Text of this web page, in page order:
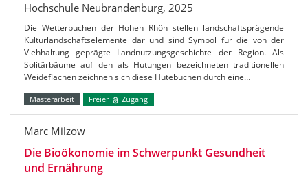
Hochschule Neubrandenburg, 2025
Die Wetterbuchen der Hohen Rhön stellen landschaftsprägende
Kulturlandschaftselemente dar und sind Symbol für die von der
Viehhaltung geprägte Landnutzungsgeschichte der Region. Als
Solitärbäume auf den als Hutungen bezeichneten traditionellen
Weideflächen zeichnen sich diese Hutebuchen durch eine…
Masterarbeit Freier Zugang
Marc Milzow
Die Bioökonomie im Schwerpunkt Gesundheit
und Ernährung